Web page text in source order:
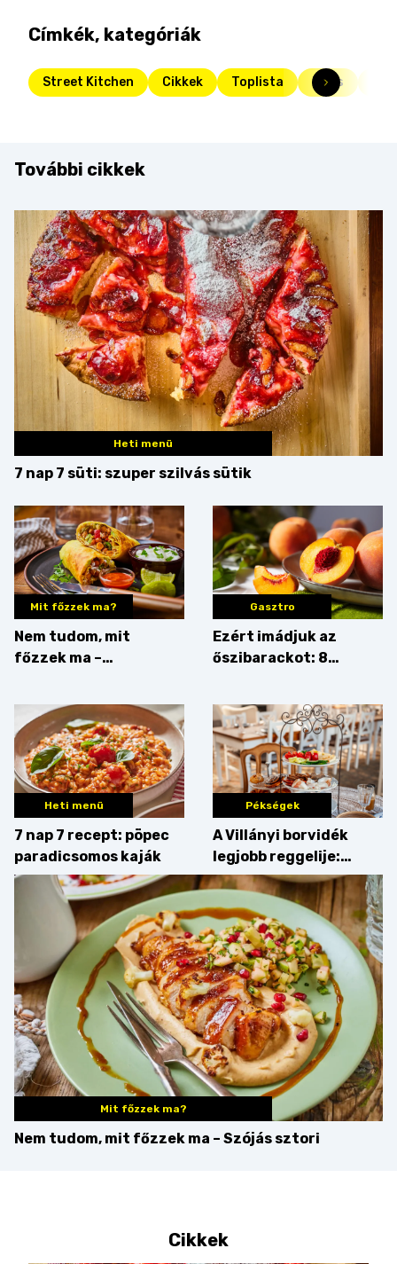
Címkék, kategóriák
Street Kitchen Cikkek Toplista Friss
További cikkek
Heti menü
7 nap 7 süti: szuper szilvás sütik
Mit főzzek ma?
Nem tudom, mit
főzzek ma –
Gasztro
Ezért imádjuk az
őszibarackot: 8
augusztusban
feltankolj belőle
Heti menü
7 nap 7 recept: pöpec
paradicsomos kaják
Pékségek
A Villányi borvidék
legjobb reggelije:
kovászos kenyér és
gourmet pékáruk
Palkonyán
Mit főzzek ma?
Nem tudom, mit főzzek ma – Szójás sztori
Cikkek